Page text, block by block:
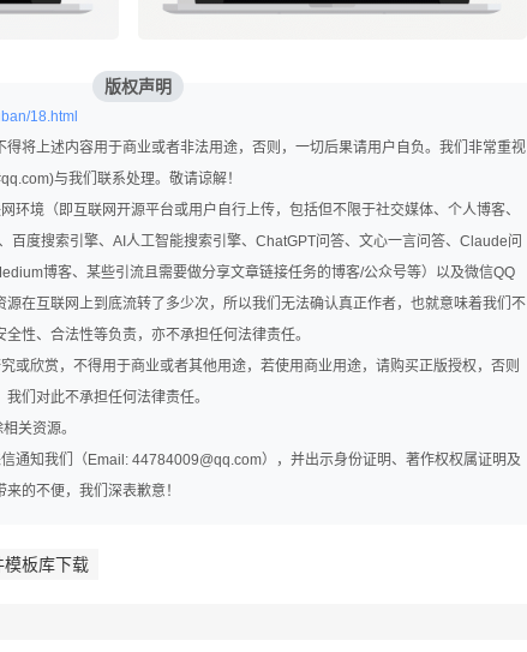
版权声明
18.html
得将上述内容用于商业或者非法用途，否则，一切后果请用户自负。我们非常重视
与我们联系处理。敬请谅解！
环境（即互联网开源平台或用户自行上传，包括但不限于社交媒体、个人博客、
百度搜索引擎、AI人工智能搜索引擎、ChatGPT问答、文心一言问答、Claude问
博客、某些引流且需要做分享文章链接任务的博客/公众号等）以及微信QQ
在互联网上到底流转了多少次，所以我们无法确认真正作者，也就意味着我们不
性、合法性等负责，亦不承担任何法律责任。
或欣赏，不得用于商业或者其他用途，若使用商业用途，请购买正版授权，否则
们对此不承担任何法律责任。
关资源。
通知我们（Email: 44784009@qq.com），并出示身份证明、著作权权属证明及
的不便，我们深表歉意！
模板库下载